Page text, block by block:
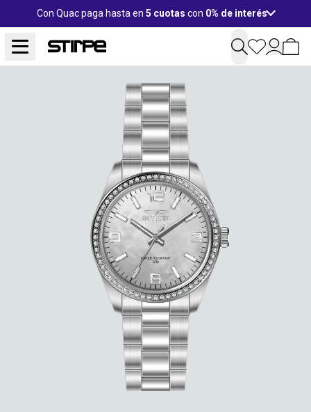
Con Quac paga hasta en 5 cuotas con 0% de interés